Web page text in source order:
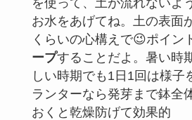
お水をあげてね。土の表面
くらいの心構えで😉ポイン
ープすることだよ。暑い時
しい時期でも1日1回は様子
ランターなら発芽まで鉢全
おくと乾燥防げて効果的